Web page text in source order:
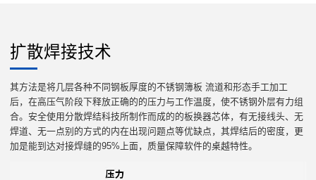
扩散焊接技术
其方法是将几层各种不同钢板厚度的不锈钢簿板 流道和形态手工加工
后，在高压气阶段下释放正确的的压力与工作温度，使不锈钢外层有力组
合。安全使用分散焊结科技所制作而成的的板换器芯体，有无接线头、无
焊道、无一点别的方式的内在出现问题点等优缺点，其焊结后的密度，更
加是能到达对接焊缝的95%上面，质量保障软件的桌越特性。